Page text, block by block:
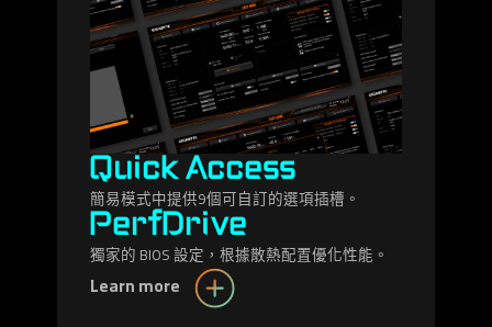
Quick Access
簡易模式中提供9個可自訂的選項插槽。
PerfDrive
獨家的 BIOS 設定，根據散熱配置優化性能。
Learn more